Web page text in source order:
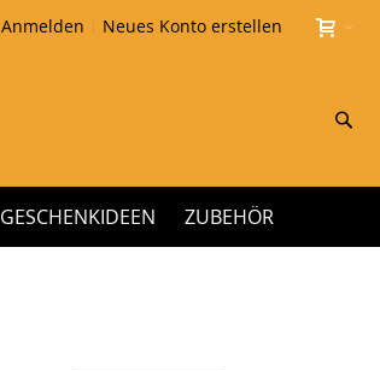
Anmelden Neues Konto erstellen
GESCHENKIDEEN ZUBEHÖR